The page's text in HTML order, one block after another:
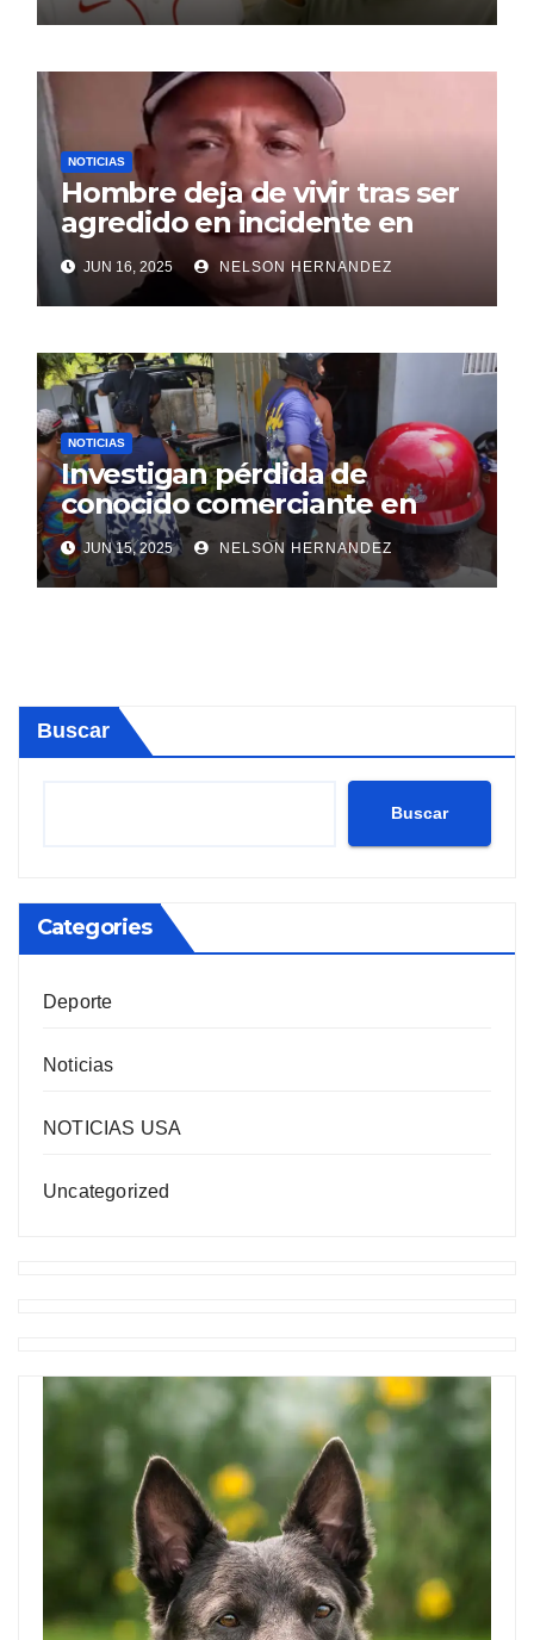
NOTICIAS
Hombre deja de vivir tras ser
agredido en incidente en
SDE
JUN 16, 2025 NELSON HERNANDEZ
NOTICIAS
Investigan pérdida de
conocido comerciante en
Sosúa
JUN 15, 2025 NELSON HERNANDEZ
Buscar
Buscar
Categories
Deporte
Noticias
NOTICIAS USA
Uncategorized